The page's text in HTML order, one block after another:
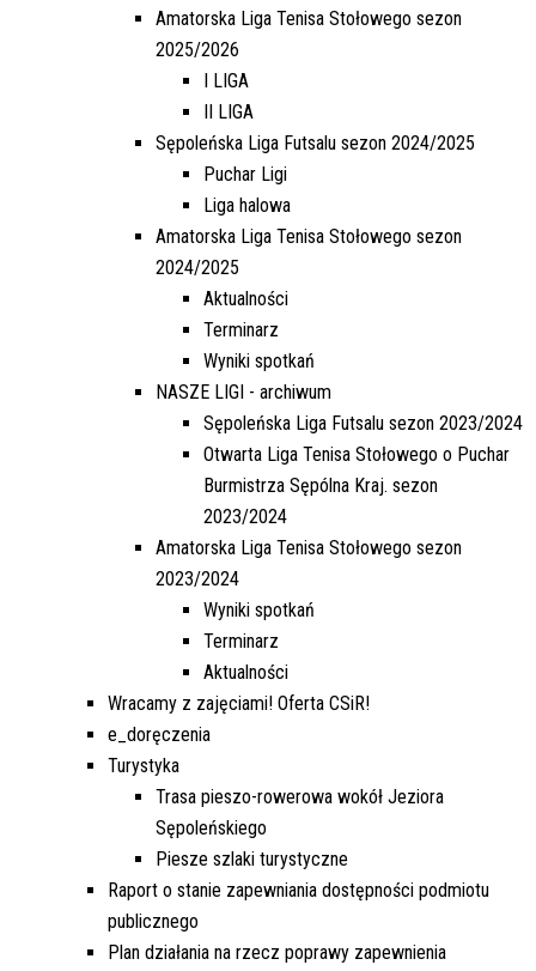
Amatorska Liga Tenisa Stołowego sezon
2025/2026
I LIGA
II LIGA
Sępoleńska Liga Futsalu sezon 2024/2025
Puchar Ligi
Liga halowa
Amatorska Liga Tenisa Stołowego sezon
2024/2025
Aktualności
Terminarz
Wyniki spotkań
NASZE LIGI - archiwum
Sępoleńska Liga Futsalu sezon 2023/2024
Otwarta Liga Tenisa Stołowego o Puchar
Burmistrza Sępólna Kraj. sezon
2023/2024
Amatorska Liga Tenisa Stołowego sezon
2023/2024
Wyniki spotkań
Terminarz
Aktualności
Wracamy z zajęciami! Oferta CSiR!
e_doręczenia
Turystyka
Trasa pieszo-rowerowa wokół Jeziora
Sępoleńskiego
Piesze szlaki turystyczne
Raport o stanie zapewniania dostępności podmiotu
publicznego
Plan działania na rzecz poprawy zapewnienia